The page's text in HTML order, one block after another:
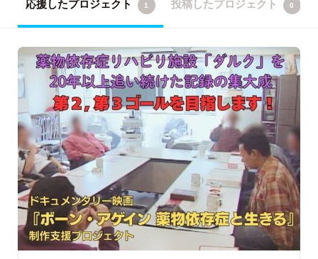
応援したプロジェクト 1 投稿したプロジェクト 0